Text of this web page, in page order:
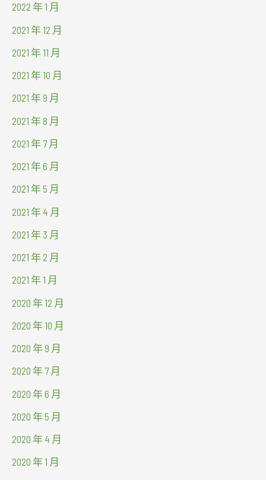
2022 年 1 月
2021 年 12 月
2021 年 11 月
2021 年 10 月
2021 年 9 月
2021 年 8 月
2021 年 7 月
2021 年 6 月
2021 年 5 月
2021 年 4 月
2021 年 3 月
2021 年 2 月
2021 年 1 月
2020 年 12 月
2020 年 10 月
2020 年 9 月
2020 年 7 月
2020 年 6 月
2020 年 5 月
2020 年 4 月
2020 年 1 月